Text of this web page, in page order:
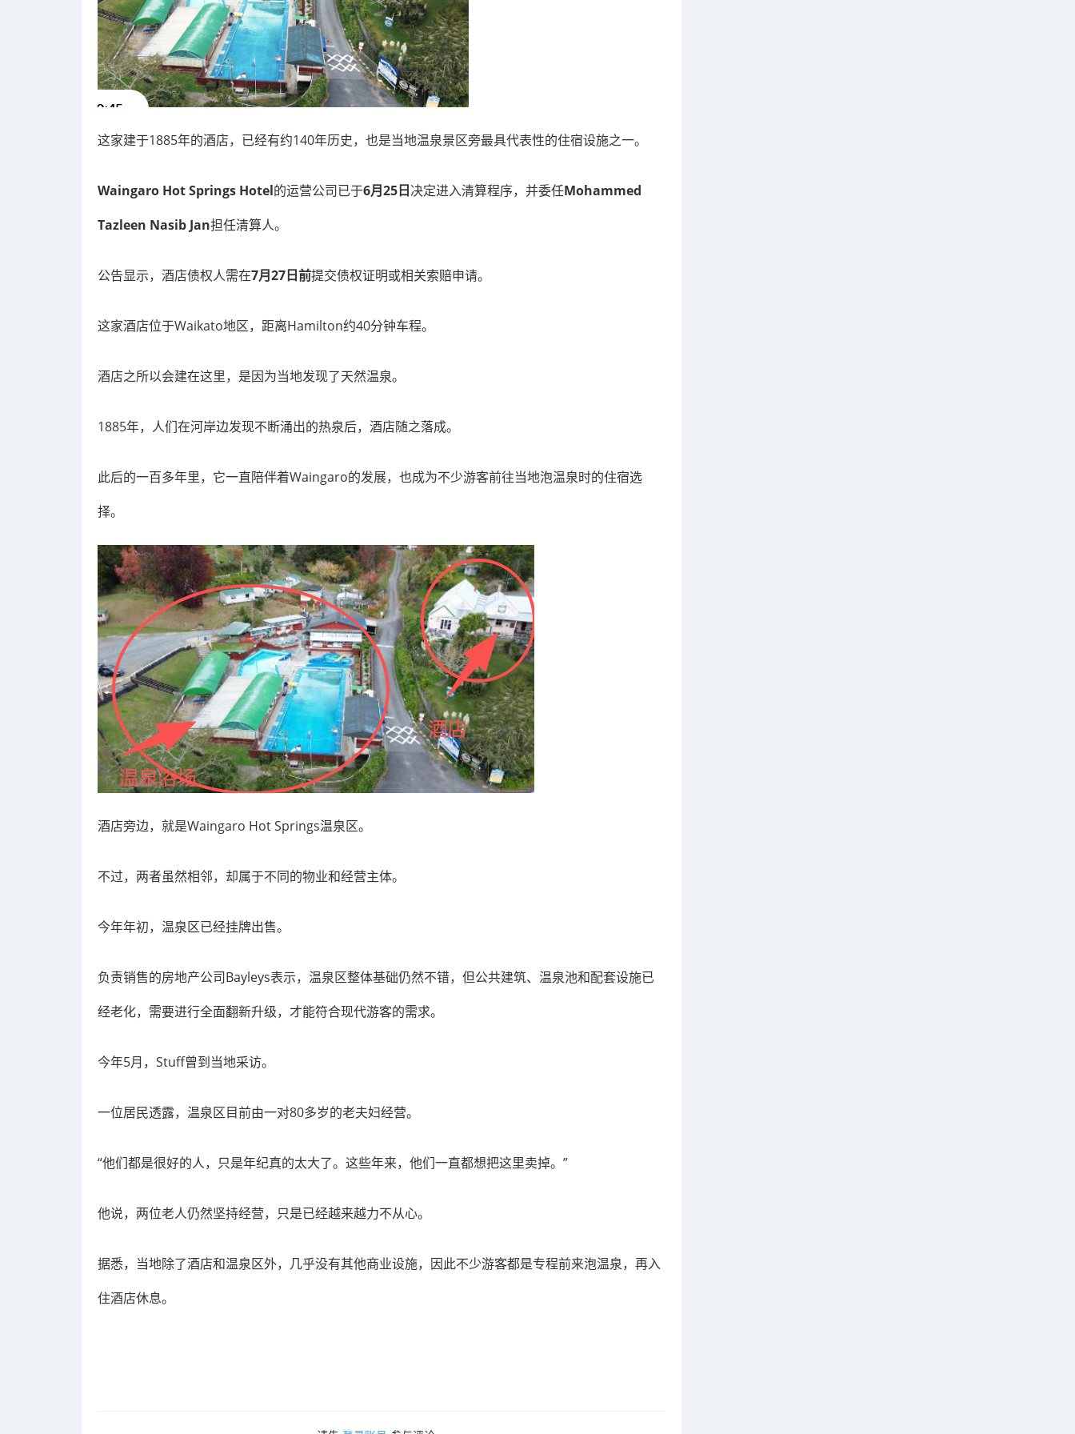
这家建于1885年的酒店，已经有约140年历史，也是当地温泉景区旁最具代表性的住宿设施之一。
Waingaro Hot Springs Hotel的运营公司已于6月25日决定进入清算程序，并委任Mohammed
Tazleen Nasib Jan担任清算人。
公告显示，酒店债权人需在7月27日前提交债权证明或相关索赔申请。
这家酒店位于Waikato地区，距离Hamilton约40分钟车程。
酒店之所以会建在这里，是因为当地发现了天然温泉。
1885年，人们在河岸边发现不断涌出的热泉后，酒店随之落成。
此后的一百多年里，它一直陪伴着Waingaro的发展，也成为不少游客前往当地泡温泉时的住宿选
择。
酒店旁边，就是Waingaro Hot Springs温泉区。
不过，两者虽然相邻，却属于不同的物业和经营主体。
今年年初，温泉区已经挂牌出售。
负责销售的房地产公司Bayleys表示，温泉区整体基础仍然不错，但公共建筑、温泉池和配套设施已
经老化，需要进行全面翻新升级，才能符合现代游客的需求。
今年5月，Stuff曾到当地采访。
一位居民透露，温泉区目前由一对80多岁的老夫妇经营。
“他们都是很好的人，只是年纪真的太大了。这些年来，他们一直都想把这里卖掉。”
他说，两位老人仍然坚持经营，只是已经越来越力不从心。
据悉，当地除了酒店和温泉区外，几乎没有其他商业设施，因此不少游客都是专程前来泡温泉，再入
住酒店休息。